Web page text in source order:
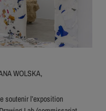
WOLSKA,
soutenir l’exposition